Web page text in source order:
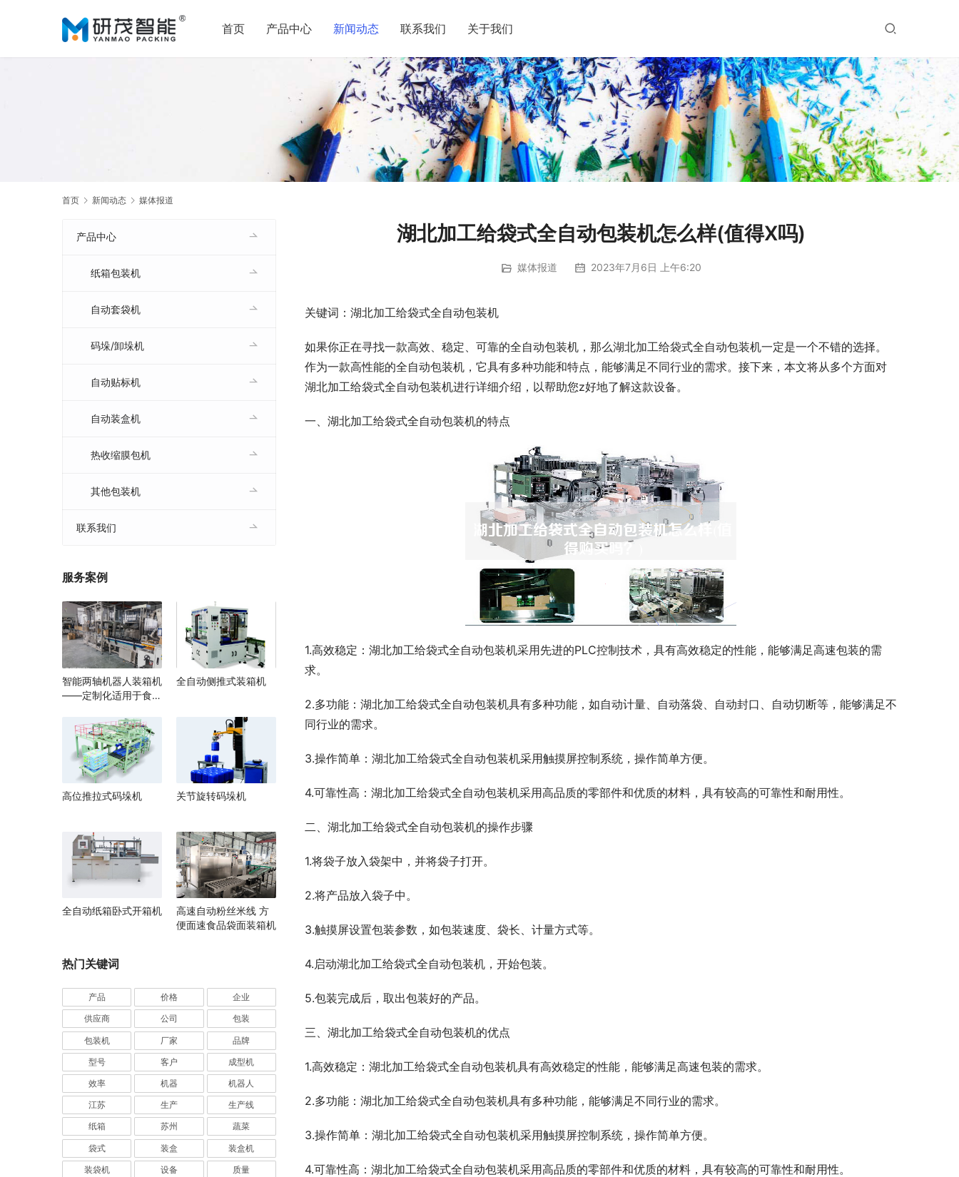
首页 产品中心 新闻动态 联系我们 关于我们
首页 新闻动态 媒体报道
湖北加工给袋式全自动包装机怎么样(值得X吗)
媒体报道 2023年7月6日 上午6:20
关键词：湖北加工给袋式全自动包装机
如果你正在寻找一款高效、稳定、可靠的全自动包装机，那么湖北加工给袋式全自动包装机一定是一个不错的选择。
作为一款高性能的全自动包装机，它具有多种功能和特点，能够满足不同行业的需求。接下来，本文将从多个方面对
湖北加工给袋式全自动包装机进行详细介绍，以帮助您z好地了解这款设备。
一、湖北加工给袋式全自动包装机的特点
1.高效稳定：湖北加工给袋式全自动包装机采用先进的PLC控制技术，具有高效稳定的性能，能够满足高速包装的需
求。
2.多功能：湖北加工给袋式全自动包装机具有多种功能，如自动计量、自动落袋、自动封口、自动切断等，能够满足不
同行业的需求。
3.操作简单：湖北加工给袋式全自动包装机采用触摸屏控制系统，操作简单方便。
4.可靠性高：湖北加工给袋式全自动包装机采用高品质的零部件和优质的材料，具有较高的可靠性和耐用性。
二、湖北加工给袋式全自动包装机的操作步骤
1.将袋子放入袋架中，并将袋子打开。
2.将产品放入袋子中。
3.触摸屏设置包装参数，如包装速度、袋长、计量方式等。
4.启动湖北加工给袋式全自动包装机，开始包装。
5.包装完成后，取出包装好的产品。
三、湖北加工给袋式全自动包装机的优点
1.高效稳定：湖北加工给袋式全自动包装机具有高效稳定的性能，能够满足高速包装的需求。
2.多功能：湖北加工给袋式全自动包装机具有多种功能，能够满足不同行业的需求。
3.操作简单：湖北加工给袋式全自动包装机采用触摸屏控制系统，操作简单方便。
4.可靠性高：湖北加工给袋式全自动包装机采用高品质的零部件和优质的材料，具有较高的可靠性和耐用性。
产品中心
纸箱包装机
自动套袋机
码垛/卸垛机
自动贴标机
自动装盒机
热收缩膜包机
其他包装机
联系我们
服务案例
智能两轴机器人装箱机
——定制化适用于食
动化生产线厂家
全自动侧推式装箱机
高位推拉式码垛机 关节旋转码垛机
全自动纸箱卧式开箱机
高速自动粉丝米线 方
便面速食品袋面装箱机
热门关键词
产品 价格 企业
供应商 公司 包装
包装机 厂家 品牌
型号 客户 成型机
效率 机器 机器人
江苏 生产 生产线
纸箱 苏州 蔬菜
袋式 装盒 装盒机
装袋机 设备 质量